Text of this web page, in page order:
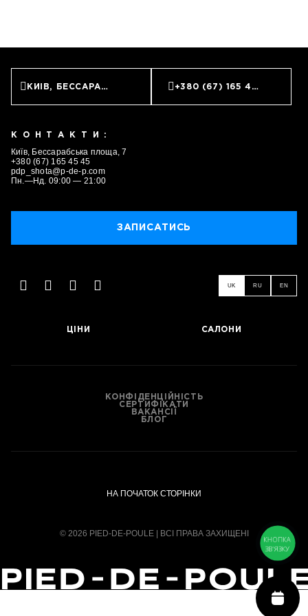
КИЇВ, БЕССАРАБСЬКА ПЛОЩА, 7 +380 (67) 165 45 45
КОНТАКТИ:
Київ, Бессарабська площа, 7
+380 (67) 165 45 45
pdp_shota@p-de-p.com
Пн.—Нд. 09:00 — 21:00
ЗАПИСАТИСЬ
UK RU EN
ЦІНИ САЛОНИ
КОНФІДЕНЦІЙНІСТЬ
СЕРТИФІКАТИ
ВАКАНСІЇ
БЛОГ
НА ПОЧАТОК СТОРІНКИ
© 2026 PIED-DE-POULE | ВСІ ПРАВА ЗАХИЩЕНІ
КНОПКА
ЗВ'ЯЗКУ